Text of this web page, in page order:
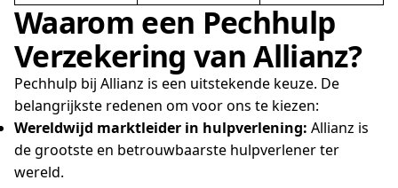
Waarom een Pechhulp
Verzekering van Allianz?
Pechhulp bij Allianz is een uitstekende keuze. De
belangrijkste redenen om voor ons te kiezen:
Wereldwijd marktleider in hulpverlening: Allianz is
de grootste en betrouwbaarste hulpverlener ter
wereld.